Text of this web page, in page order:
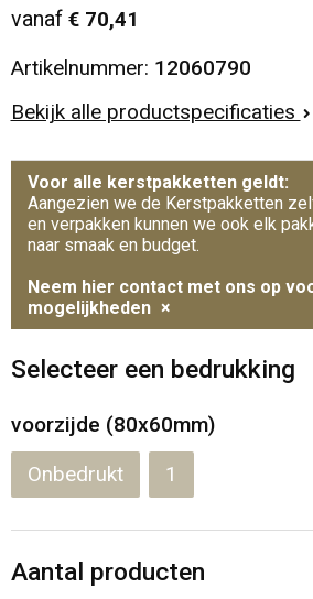
vanaf € 70,41
Artikelnummer: 12060790
Bekijk alle productspecificaties
Voor alle kerstpakketten geldt:
Aangezien we de Kerstpakketten
en verpakken kunnen we ook elk
naar smaak en budget.
Neem hier contact met ons op
mogelijkheden ×
Selecteer een bedrukking
voorzijde (80x60mm)
Onbedrukt 1
Aantal producten